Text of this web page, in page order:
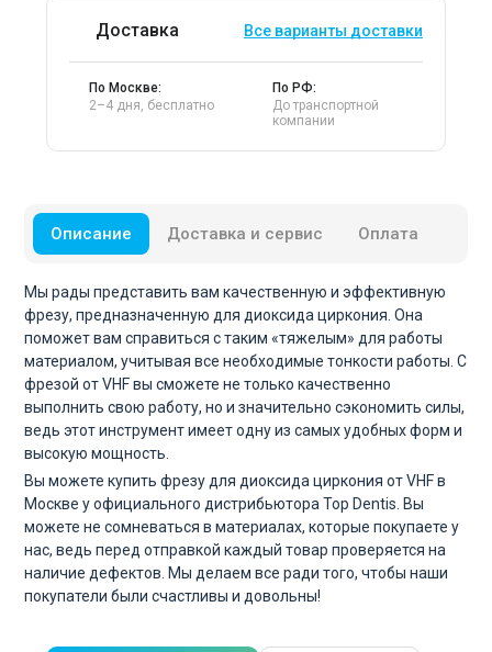
Доставка Все варианты доставки
По Москве:
2–4 дня, бесплатно
По РФ:
До транспортной
компании
Описание Доставка и сервис Оплата
Мы рады представить вам качественную и эффективную
фрезу, предназначенную для диоксида циркония. Она
поможет вам справиться с таким «тяжелым» для работы
материалом, учитывая все необходимые тонкости работы. С
фрезой от VHF вы сможете не только качественно
выполнить свою работу, но и значительно сэкономить силы,
ведь этот инструмент имеет одну из самых удобных форм и
высокую мощность.
Вы можете купить фрезу для диоксида циркония от VHF в
Москве у официального дистрибьютора Top Dentis. Вы
можете не сомневаться в материалах, которые покупаете у
нас, ведь перед отправкой каждый товар проверяется на
наличие дефектов. Мы делаем все ради того, чтобы наши
покупатели были счастливы и довольны!